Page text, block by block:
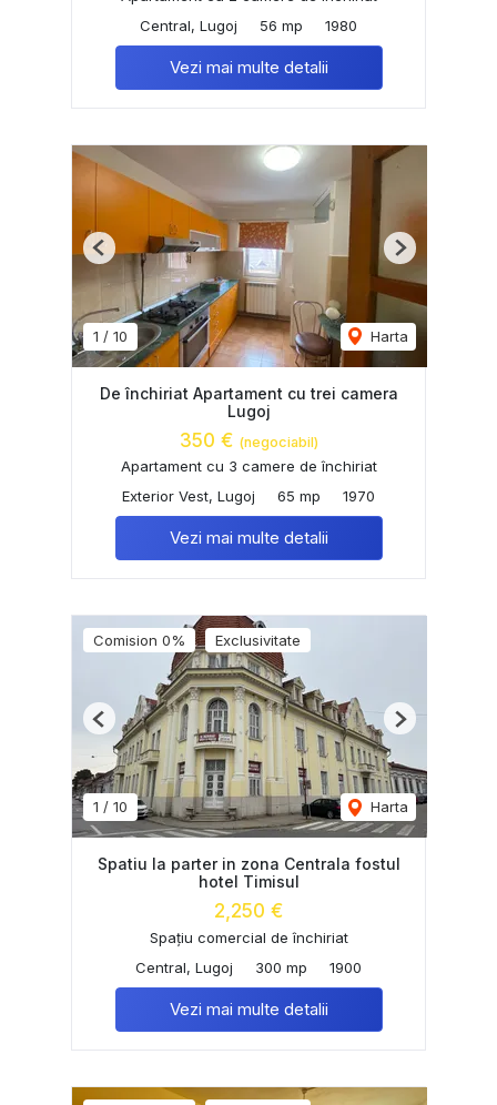
Central, Lugoj
56 mp 1980
Vezi mai multe detalii
1 / 10 Harta
Previous Next
De închiriat Apartament cu trei camera
Lugoj
350 € (negociabil)
Apartament cu 3 camere de închiriat
Exterior Vest, Lugoj
65 mp 1970
Vezi mai multe detalii
Comision 0% Exclusivitate
1 / 10 Harta
Previous Next
Spatiu la parter in zona Centrala fostul
hotel Timisul
2,250 €
Spațiu comercial de închiriat
Central, Lugoj
300 mp 1900
Vezi mai multe detalii